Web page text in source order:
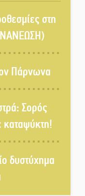
από την ίδρυση
Στρατού
νερό πάνω από
2 δεκαετιών
στις Αιγιές
θέσεις στο
στη
Πάρνωνα
Σορός
καταψύκτη!
δυστύχημα